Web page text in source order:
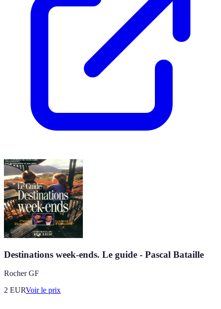
Destinations week-ends. Le guide - Pascal Bataille
Rocher GF
2 EURVoir le prix